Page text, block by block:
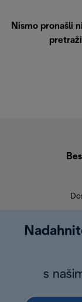
Nismo pronašli
s